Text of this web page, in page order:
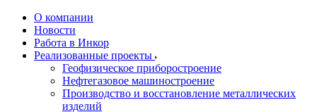
О компании
Новости
Работа в Инкор
Реализованные проекты
Геофизическое приборостроение
Нефтегазовое машиностроение
Производство и восстановление металлических
изделий